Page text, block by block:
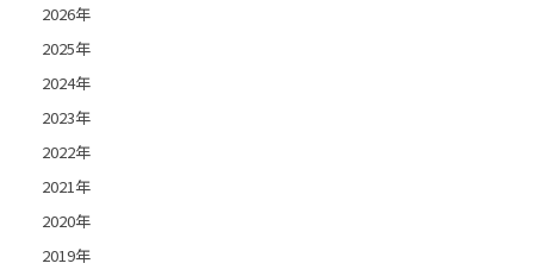
2026年
2025年
2024年
2023年
2022年
2021年
2020年
2019年